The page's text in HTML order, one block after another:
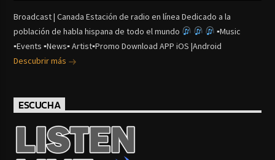
Broadcast | Canada Estación de radio en línea Dedicado a la
población de habla hispana de todo el mundo
▪Music
▪Events ▪News▪ Artist▪Promo Download APP iOS |Android
Descubrir más
ESCUCHA